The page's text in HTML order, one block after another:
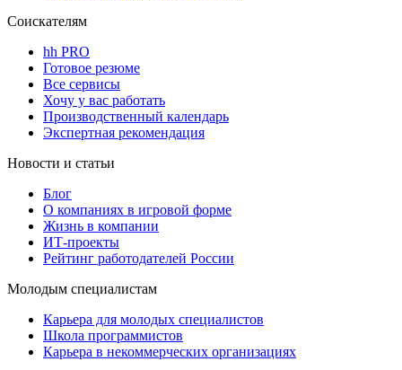
Соискателям
hh PRO
Готовое резюме
Все сервисы
Хочу у вас работать
Производственный календарь
Экспертная рекомендация
Новости и статьи
Блог
О компаниях в игровой форме
Жизнь в компании
ИТ-проекты
Рейтинг работодателей России
Молодым специалистам
Карьера для молодых специалистов
Школа программистов
Карьера в некоммерческих организациях